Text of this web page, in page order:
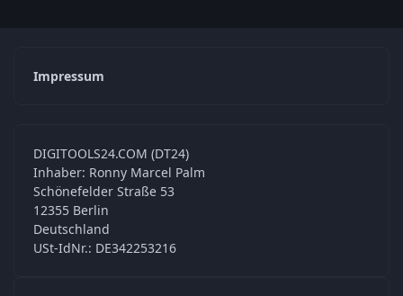
Impressum
DIGITOOLS24.COM (DT24)
Inhaber: Ronny Marcel Palm
Schönefelder Straße 53
12355 Berlin
Deutschland
USt-IdNr.: DE342253216